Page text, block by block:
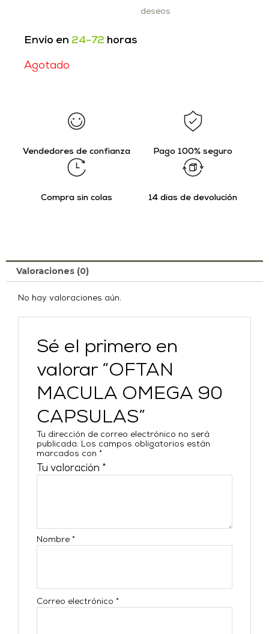
deseos
Envío en 24-72 horas
Agotado
Vendedores de confianza Pago 100% seguro
Compra sin colas 14 días de devolución
Valoraciones (0)
No hay valoraciones aún.
Sé el primero en
valorar “OFTAN
MACULA OMEGA 90
CAPSULAS”
Tu dirección de correo electrónico no será
publicada. Los campos obligatorios están
marcados con*
Tu valoración *
Nombre*
Correo electrónico*